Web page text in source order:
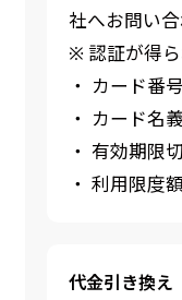
社へお問い合
※ 認証が得
・ カード番
・ カード名
・ 有効期限
・ 利用限度
代金引き換え